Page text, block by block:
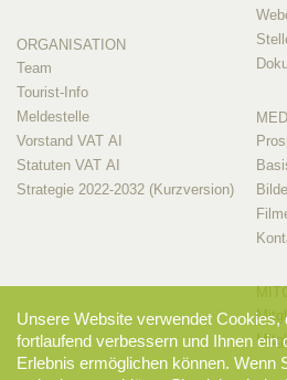
ORGANISATION
Team
Tourist-Info
Meldestelle
Vorstand VAT AI
Statuten VAT AI
Strategie 2022-2032 (Kurzversion)
Unsere Website verwendet Cookies,
fortlaufend verbessern und Ihnen ein
Erlebnis ermöglichen können. Wenn